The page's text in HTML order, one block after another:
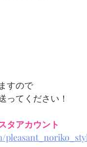
すので
ってください！
タアカウント